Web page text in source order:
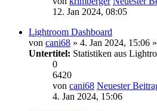
12. Jan 2024, 08:05
Lightroom Dashboard
von cani68 » 4. Jan 2024, 15:06
Untertitel: Statistiken aus
0
6420
von cani68 Neuester
4. Jan 2024, 15:06